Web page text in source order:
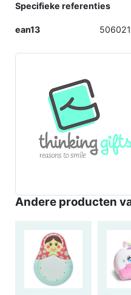
Specifieke referenties
ean13
Andere producten